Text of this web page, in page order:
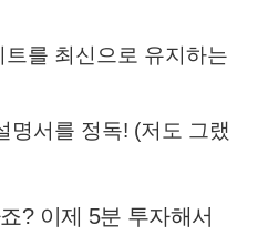
를 최신으로 유지하는
서를 정독! (저도 그랬
? 이제 5분 투자해서